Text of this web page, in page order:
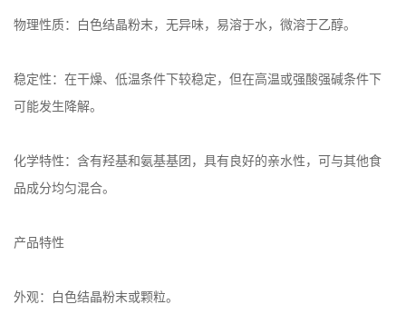
物理性质：白色结晶粉末，无异味，易溶于水，微溶于乙醇。
稳定性：在干燥、低温条件下较稳定，但在高温或强酸强碱条件下
可能发生降解。
化学特性：含有羟基和氨基基团，具有良好的亲水性，可与其他食
品成分均匀混合。
产品特性
外观：白色结晶粉末或颗粒。